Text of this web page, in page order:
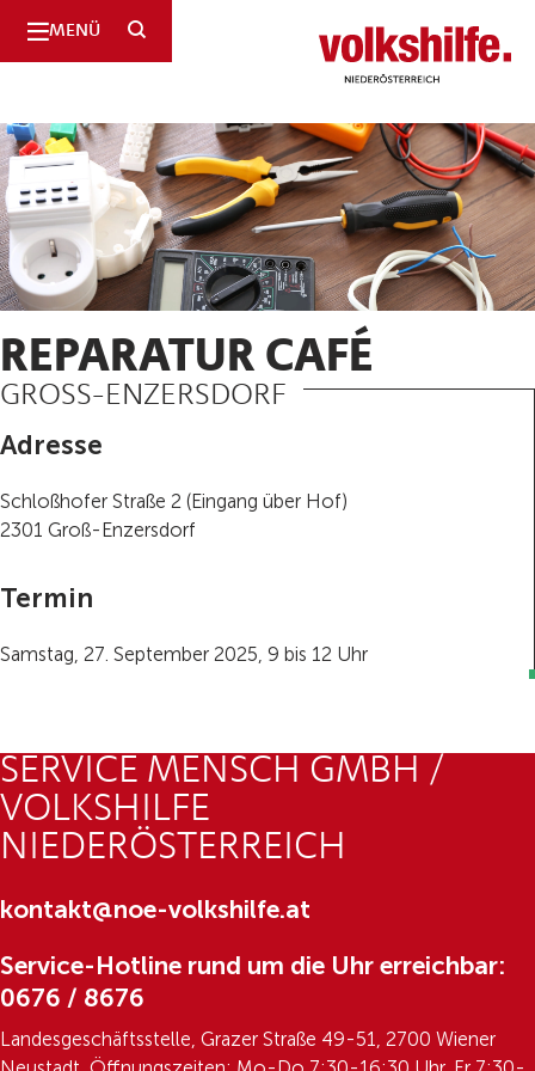
MENÜ SUCHE Niederösterreich
REPARATUR CAFÉ
GROSS-ENZERSDORF
Adresse
Schloßhofer Straße 2 (Eingang über Hof)
2301 Groß-Enzersdorf
Termin
Samstag, 27. September 2025, 9 bis 12 Uhr
SERVICE MENSCH GMBH /
VOLKSHILFE
NIEDERÖSTERREICH
kontakt@noe-volkshilfe.at
Service-Hotline rund um die Uhr erreichbar:
0676 / 8676
Landesgeschäftsstelle, Grazer Straße 49-51, 2700 Wiener